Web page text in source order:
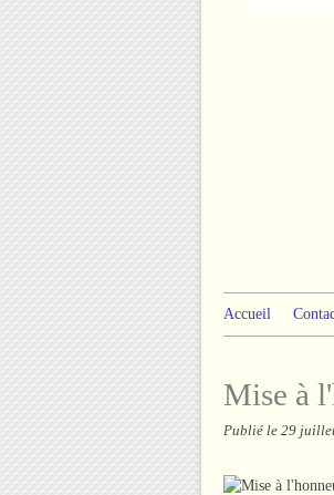
Accueil
Mise à
Publié le 29